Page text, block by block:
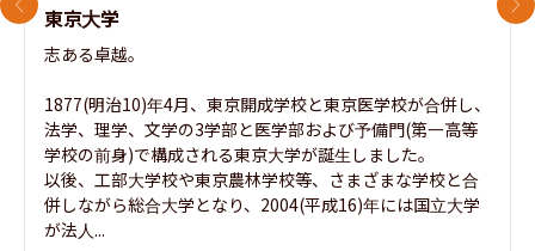
東京大学
志ある卓越。
1877(明治10)年4月、東京開成学校と東京医学校が合併し、
法学、理学、文学の3学部と医学部および予備門(第一高等
学校の前身)で構成される東京大学が誕生しました。
以後、工部大学校や東京農林学校等、さまざまな学校と合
併しながら総合大学となり、2004(平成16)年には国立大学
が法人...
前のスライド 次